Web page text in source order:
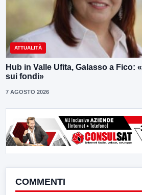
ATTUALITÀ
Hub in Valle Ufita, Galasso a Fico:
sui fondi»
7 AGOSTO 2026
COMMENTI